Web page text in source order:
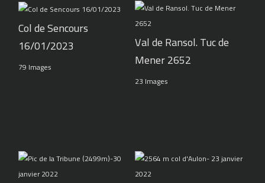
Col de Sencours
16/01/2023
79 Images
Val de Ransol. Tuc de
Mener 2652
23 Images